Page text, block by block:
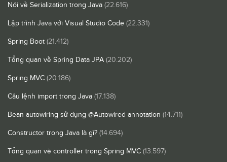
Nói về Serialization trong Java (22.616)
Lập trình Java với Visual Studio Code (22.331)
Spring Boot (21.412)
Tổng quan về Spring Data JPA (20.202)
Spring MVC (20.186)
Câu lệnh import trong Java (17.138)
Bean autowiring sử dụng @Autowired annotation (14.711)
Constructor trong Java là gì? (14.694)
Tổng quan về controller trong Spring MVC (13.597)